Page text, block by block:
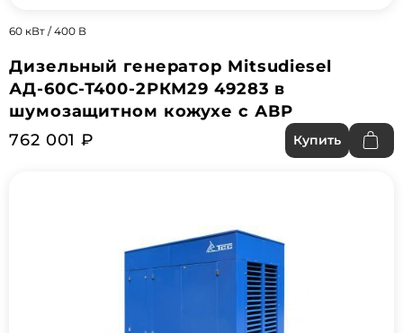
60 кВт / 400 В
Дизельный генератор Mitsudiesel
АД-60С-Т400-2РКМ29 49283 в
шумозащитном кожухе с АВР
762 001 ₽
Купить